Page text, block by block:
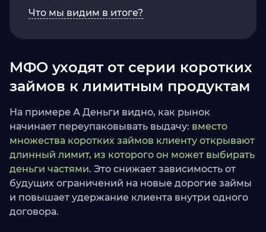
Что мы видим в итоге?
МФО уходят от серии коротких
займов к лимитным продуктам
На примере А Деньги видно, как рынок
начинает переупаковывать выдачу: вместо
множества коротких займов клиенту открывают
длинный лимит, из которого он может выбирать
деньги частями. Это снижает зависимость от
будущих ограничений на новые дорогие займы
и повышает удержание клиента внутри одного
договора.